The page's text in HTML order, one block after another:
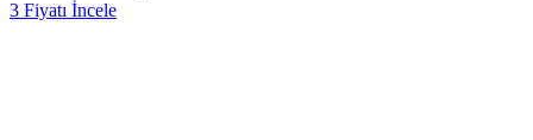
3 Fiyatı İncele